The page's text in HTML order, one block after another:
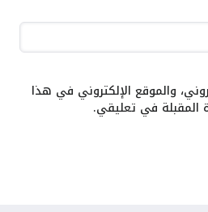
والموقع الإلكتروني في هذا
المقبلة في تعليقي.